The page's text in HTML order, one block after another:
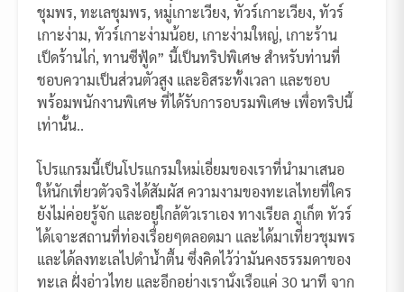
ชุมพร, ทะเลชุมพร, หมู่เกาะเวียง, ทัวร์เกาะเวียง, ทัวร์
เกาะง่าม, ทัวร์เกาะง่ามน้อย, เกาะง่ามใหญ่, เกาะร้าน
เป็ดร้านไก่, ทานซีฟู้ด” นี้เป็นทริปพิเศษ สำหรับท่านที่
ชอบความเป็นส่วนตัวสูง และอิสระทั้งเวลา และชอบ
พร้อมพนักงานพิเศษ ที่ได้รับการอบรมพิเศษ เพื่อทริปนี้
เท่านั้น..
โปรแกรมนี้เป็นโปรแกรมใหม่เอี่ยมของเราที่นำมาเสนอ
ให้นักเที่ยวตัวจริงได้สัมผัส ความงามของทะเลไทยที่ใคร
ยังไม่ค่อยรู้จัก และอยู่ใกล้ตัวเราเอง ทางเรียล ภูเก็ต ทัวร์
ได้เจาะสถานที่ท่องเรื่อยๆตลอดมา และได้มาเที่ยวชุมพร
และได้ลงทะเลไปดำน้ำตื้น ซึ่งคิดไว้ว่ามันคงธรรมดาของ
ทะเล ฝั่งอ่าวไทย และอีกอย่างเรานั่งเรือแค่ 30 นาที จาก